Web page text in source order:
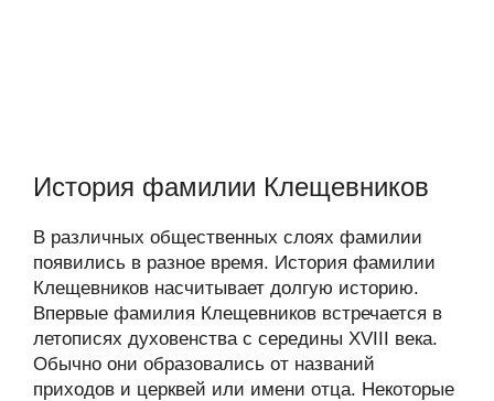
История фамилии Клещевников
В различных общественных слоях фамилии
появились в разное время. История фамилии
Клещевников насчитывает долгую историю.
Впервые фамилия Клещевников встречается в
летописях духовенства с середины XVIII века.
Обычно они образовались от названий
приходов и церквей или имени отца. Некоторые